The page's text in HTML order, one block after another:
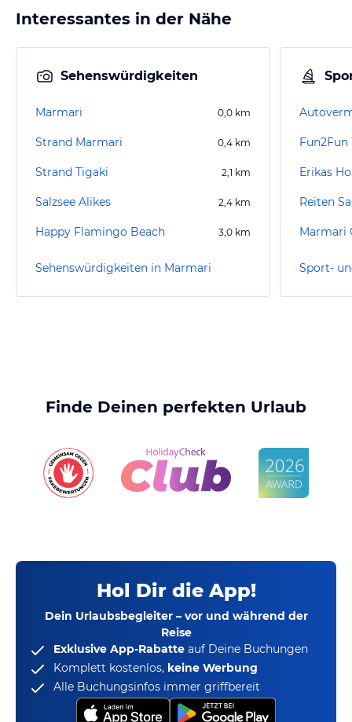
Interessantes in der Nähe
Sehenswürdigkeiten
Marmari 0,0 km
Strand Marmari 0,4 km
Strand Tigaki 2,1 km
Salzsee Alikes 2,4 km
Happy Flamingo Beach 3,0 km
Sehenswürdigkeiten in Marmari
Erikas
Reiten
Marmari
Finde Deinen perfekten Urlaub
Hol Dir die App!
Dein Urlaubsbegleiter – vor und während der
Reise
Exklusive App-Rabatte auf Deine Buchungen
Komplett kostenlos, keine Werbung
Alle Buchungsinfos immer griffbereit